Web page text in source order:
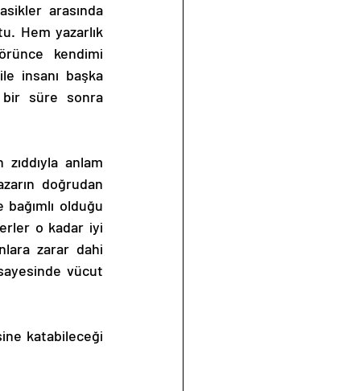
arasında
Hem yazarlık
kendimi
insanı başka
bir süre sonra
doğrudan
olduğu
o kadar iyi
zarar dahi
vücut